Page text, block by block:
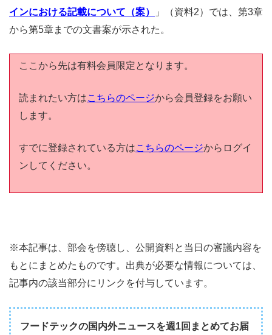
インにおける記載について（案）
」（資料2）では、第3章
から第5章までの文書案が示された。
ここから先は有料会員限定となります。
読まれたい方はこちらのページから会員登録をお願い
します。
すでに登録されている方はこちらのページからログイ
ンしてください。
※本記事は、部会を傍聴し、公開資料と当日の審議内容を
もとにまとめたものです。出典が必要な情報については、
記事内の該当部分にリンクを付与しています。
フードテックの国内外ニュースを週1回まとめてお届